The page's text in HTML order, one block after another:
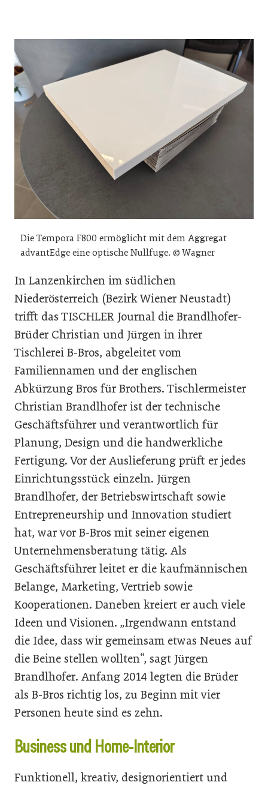
Die Tempora F800 ermöglicht mit dem Aggregat
advantEdge eine optische Nullfuge. © Wagner
In Lanzenkirchen im südlichen
Niederösterreich (Bezirk Wiener Neustadt)
trifft das TISCHLER Journal die Brandlhofer-
Brüder Christian und Jürgen in ihrer
Tischlerei B-Bros, abgeleitet vom
Familiennamen und der englischen
Abkürzung Bros für Brothers. Tischlermeister
Christian Brandlhofer ist der technische
Geschäftsführer und verantwortlich für
Planung, Design und die handwerkliche
Fertigung. Vor der Auslieferung prüft er jedes
Einrichtungsstück einzeln. Jürgen
Brandlhofer, der Betriebswirtschaft sowie
Entrepreneurship und Innovation studiert
hat, war vor B-Bros mit seiner eigenen
Unternehmensberatung tätig. Als
Geschäftsführer leitet er die kaufmännischen
Belange, Marketing, Vertrieb sowie
Kooperationen. Daneben kreiert er auch viele
Ideen und Visionen. „Irgendwann entstand
die Idee, dass wir gemeinsam etwas Neues auf
die Beine stellen wollten“, sagt Jürgen
Brandlhofer. Anfang 2014 legten die Brüder
als B-Bros richtig los, zu Beginn mit vier
Personen heute sind es zehn.
Business und Home-Interior
Funktionell, kreativ, designorientiert und